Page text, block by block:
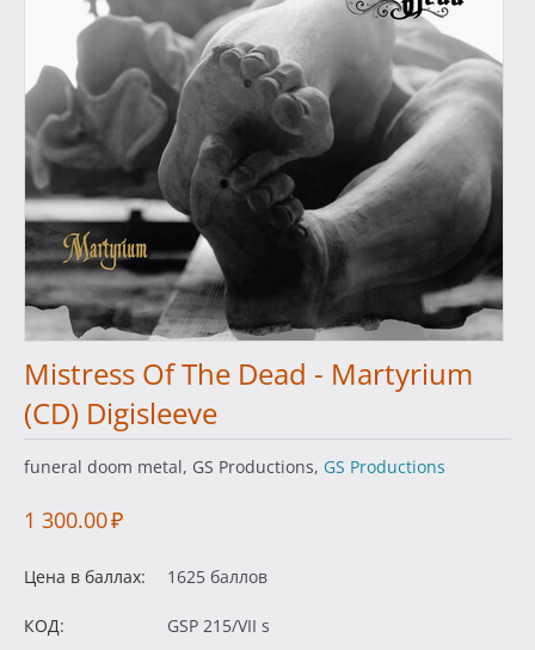
Mistress Of The Dead - Martyrium
(CD) Digisleeve
funeral doom metal, GS Productions, GS Productions
1 300.00₽
Цена в баллах: 1625 баллов
КОД:
GSP 215/VII s